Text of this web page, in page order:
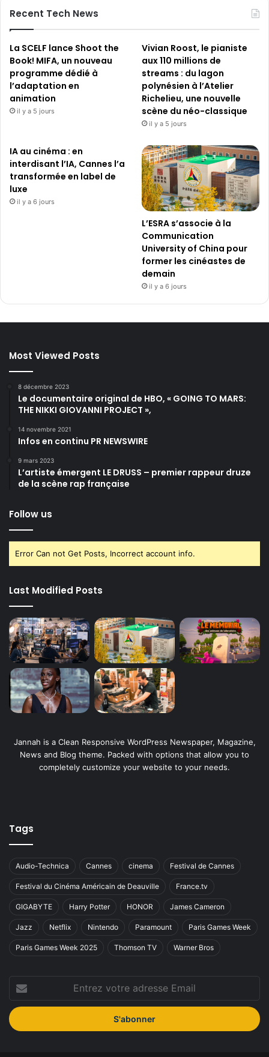
Recent Tech News
La SCELF lance Shoot the
Book! MIFA, un nouveau
programme dédié à
l’adaptation en
animation
il y a 5 jours
Vivian Roost, le pianiste
aux 110 millions de
streams : du lagon
polynésien à l’Atelier
Richelieu, une nouvelle
scène du néo-classique
il y a 5 jours
IA au cinéma : en
interdisant l’IA, Cannes l’a
transformée en label de
luxe
il y a 6 jours
L’ESRA s’associe à la
Communication
University of China pour
former les cinéastes de
demain
il y a 6 jours
Most Viewed Posts
8 décembre 2023
Le documentaire original de HBO, « GOING TO MARS:
THE NIKKI GIOVANNI PROJECT »,
14 novembre 2021
Infos en continu PR NEWSWIRE
9 mars 2023
L’artiste émergent LE DRUSS – premier rappeur druze
de la scène rap française
Follow us
Error Can not Get Posts, Incorrect account info.
Last Modified Posts
Jannah is a Clean Responsive WordPress Newspaper, Magazine,
News and Blog theme. Packed with options that allow you to
completely customize your website to your needs.
Tags
Audio-Technica Cannes cinema Festival de Cannes
Festival du Cinéma Américain de Deauville France.tv
GIGABYTE Harry Potter HONOR James Cameron
Jazz Netflix Nintendo Paramount Paris Games Week
Paris Games Week 2025 Thomson TV Warner Bros
Entrez
votre
adresse
Email